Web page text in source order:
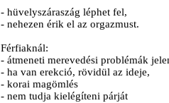
- hüvelyszáraszág léphet fel,
- nehezen érik el az orgazmust.
Férfiaknál:
- átmeneti merevedési problémák
- ha van erekció, rövidül az ideje,
- korai magömlés
- nem tudja kielégíteni párját